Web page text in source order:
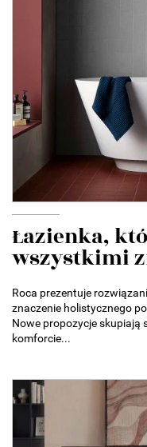
Łazienka,
wszystkimi
Roca prezentuje
znaczenie holistycznego
Nowe propozycje skupiają
komforcie...